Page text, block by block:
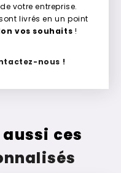
votre entreprise.
livrés en un point
vos souhaits !
nous !
ces